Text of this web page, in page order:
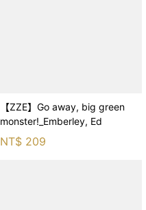
【ZZE】Go away, big green
monster!_Emberley, Ed
NT$ 209